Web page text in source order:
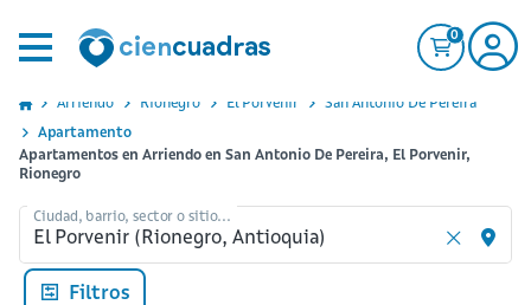
0
Arriendo Rionegro El Porvenir
San Antonio De Pereira
Apartamento
Apartamentos en Arriendo en San Antonio De Pereira, El Porvenir,
Rionegro
Ciudad, barrio, sector o sitio...
Filtros